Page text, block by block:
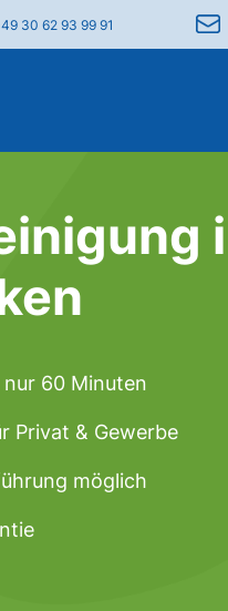
30 62 93 99 91
60 Minuten
Privat & Gewerbe
möglich